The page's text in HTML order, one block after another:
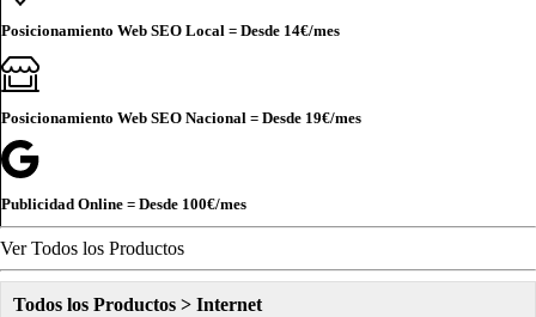
Posicionamiento Web SEO Local = Desde 14€/mes
Posicionamiento Web SEO Nacional = Desde 19€/mes
Publicidad Online = Desde 100€/mes
Ver Todos los Productos
Todos los Productos > Internet